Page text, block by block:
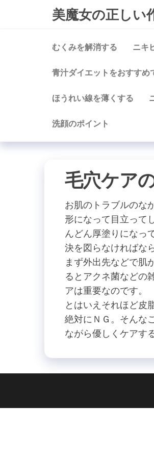
美魔女の正しい
むくみを解消する ニキ
青汁ダイエットをおすすめ
ほうれい線を薄くする
洗顔のポイント
毛穴ケア
お肌のトラブルのな
形になって目立って
んどん厚塗りになっ
決を図らなければな
まず外出先などで肌
るとアクネ菌などの
アは重要なのです。
とはいえそれほど皮
絶対にＮＧ。そんな
ながら優しくケアす